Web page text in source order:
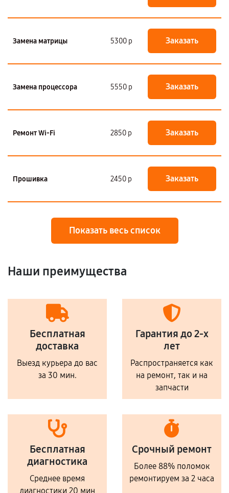
Замена матрицы 5300 р Заказать
Замена процессора 5550 р Заказать
Ремонт Wi-Fi 2850 р Заказать
Прошивка 2450 р Заказать
Показать весь список
Наши преимущества
Бесплатная
доставка
Выезд курьера до вас
за 30 мин.
Гарантия до 2-х
лет
Распространяется как
на ремонт, так и на
запчасти
Бесплатная
диагностика
Среднее время
диагностики 20 мин
Срочный ремонт
Более 88% поломок
ремонтируем за 2 часа